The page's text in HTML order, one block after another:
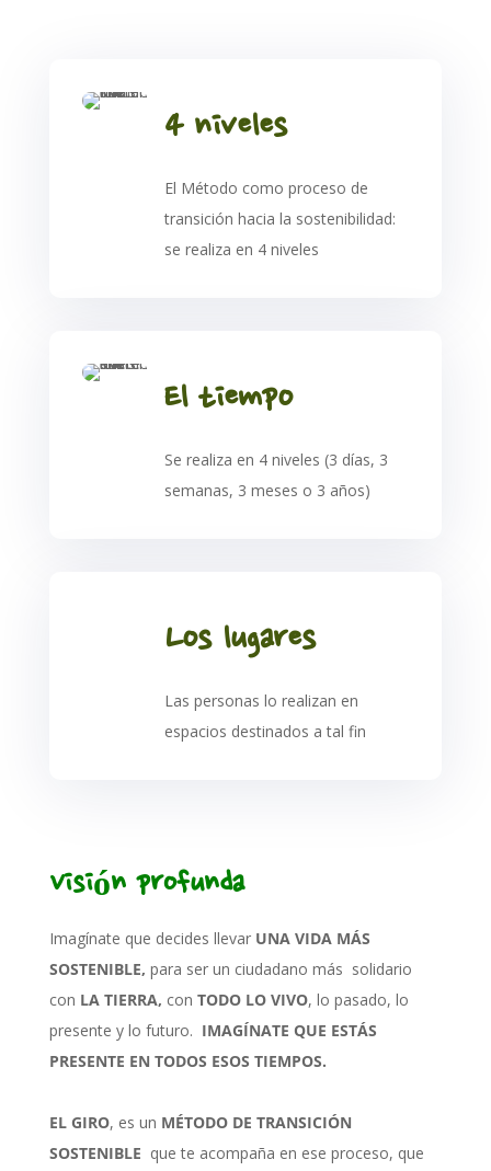
4 niveles
El Método como proceso de
transición hacia la sostenibilidad:
se realiza en 4 niveles
El tiempo
Se realiza en 4 niveles (3 días, 3
semanas, 3 meses o 3 años)
Los lugares
Las personas lo realizan en
espacios destinados a tal fin
Visión profunda
Imagínate que decides llevar UNA VIDA MÁS
SOSTENIBLE, para ser un ciudadano más solidario
con LA TIERRA, con TODO LO VIVO, lo pasado, lo
presente y lo futuro. IMAGÍNATE QUE ESTÁS
PRESENTE EN TODOS ESOS TIEMPOS.
EL GIRO, es un MÉTODO DE TRANSICIÓN
SOSTENIBLE que te acompaña en ese proceso, que